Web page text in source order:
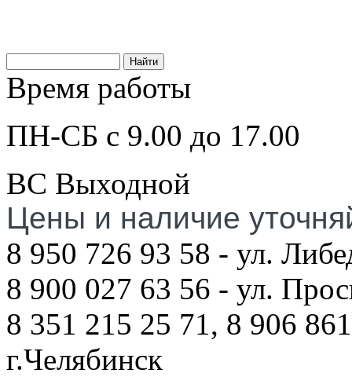
Время работы
ПН-СБ с 9.00 до 17.00
ВС Выходной
Цены и наличие
8 950 726 93 58 - ул.
8 900 027 63 56 - ул.
8 351 215 25 71, 8 906
г.Челябинск